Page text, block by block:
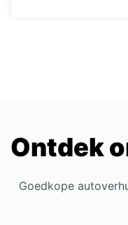
Ontdek
Goedkope